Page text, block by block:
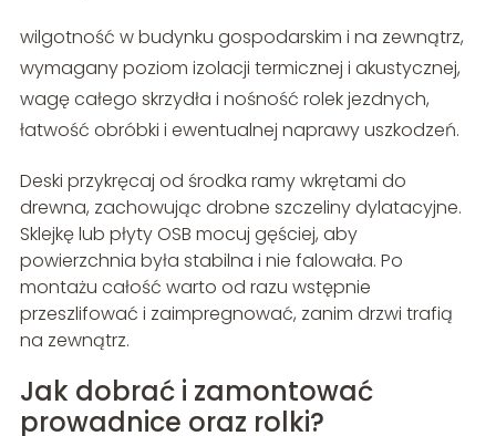
wilgotność w budynku gospodarskim i na zewnątrz,
wymagany poziom izolacji termicznej i akustycznej,
wagę całego skrzydła i nośność rolek jezdnych,
łatwość obróbki i ewentualnej naprawy uszkodzeń.
Deski przykręcaj od środka ramy wkrętami do
drewna, zachowując drobne szczeliny dylatacyjne.
Sklejkę lub płyty OSB mocuj gęściej, aby
powierzchnia była stabilna i nie falowała. Po
montażu całość warto od razu wstępnie
przeszlifować i zaimpregnować, zanim drzwi trafią
na zewnątrz.
Jak dobrać i zamontować
prowadnice oraz rolki?